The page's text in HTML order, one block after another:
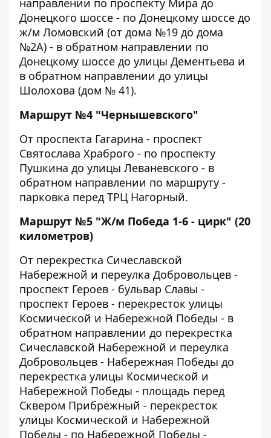
направлении по проспекту Мира до
Донецкого шоссе - по Донецкому шоссе до
ж/м Ломовский (от дома №19 до дома
№2А) - в обратном направлении по
Донецкому шоссе до улицы Дементьева и
в обратном направлении до улицы
Шолохова (дом № 41).
Маршрут №4 "Чернышевского"
От проспекта Гагарина - проспект
Святослава Храброго - по проспекту
Пушкина до улицы Леваневского - в
обратном направлении по маршруту -
парковка перед ТРЦ Нагорный.
Маршрут №5 "Ж/м Победа 1-6 - цирк" (20
километров)
От перекрестка Сичеславской
Набережной и переулка Добровольцев -
проспект Героев - бульвар Славы -
проспект Героев - перекресток улицы
Космической и Набережной Победы - в
обратном направлении до перекрестка
Сичеславской Набережной и переулка
Добровольцев - Набережная Победы до
перекрестка улицы Космической и
Набережной Победы - площадь перед
Сквером Прибрежный - перекресток
улицы Космической и Набережной
Победы - по Набережной Победы -